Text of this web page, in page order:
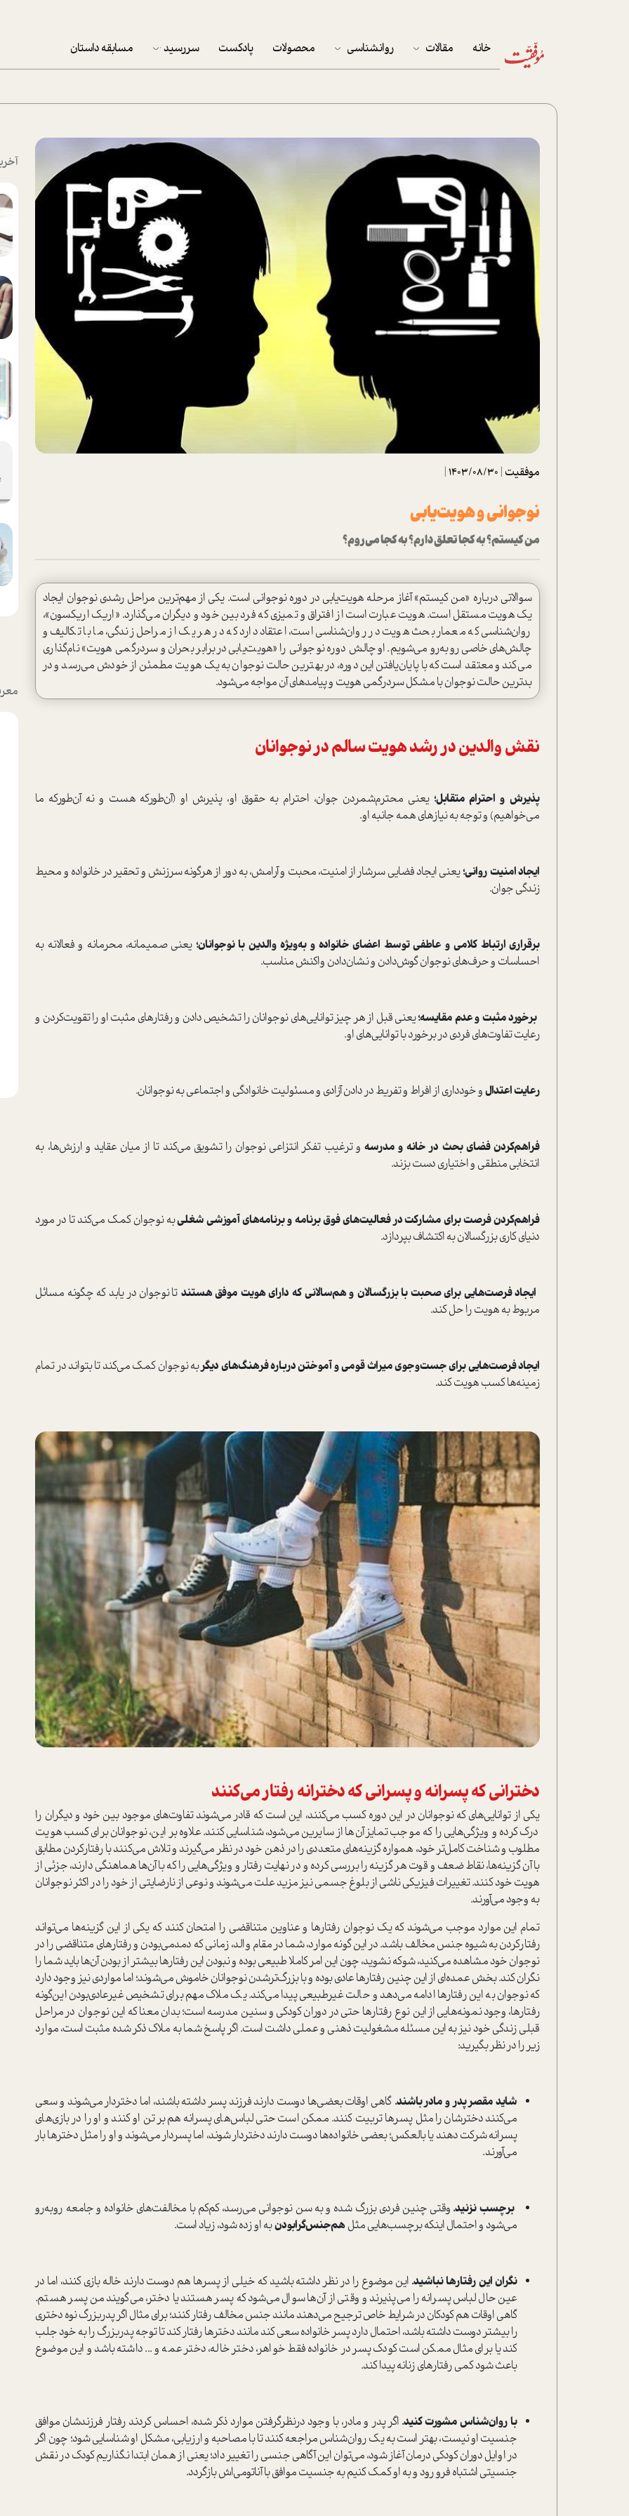
خانه مقالات
پرونده ویژه
زندگی
نوجوان
کار
پلاس
تحلیل فیلم
روانشناسی محصولات پادکست سررسید
پکيج نوروزي موفقيت
تقویم رومیزی
تقویم دیواری
مسابقه داستان
موفقیت |
1403/08/30
|
نوجوانی و هویت‌یابی
من کیستم؟ به کجا تعلق دارم؟ به کجا می‌روم؟
سوالاتی درباره «من کیستم» آغاز مرحله هویت‌یابی در دوره نوجوانی است. یکی از مهم‌ترین مراحل رشدی نوجوان ایجاد
یک هویت مستقل است. هویت عبارت است از افتراق و تمیزی که فرد بین خود و دیگران می‌گذارد. «اریک اریکسون»،
روان‌شناسی که معمار بحث هویت در روان‌شناسی است، اعتقاد دارد که در هر یک از مراحل زندگی، ما با تکالیف و
چالش‌های خاصی روبه‌رو می‌شویم. او چالش دوره نوجوانی را «هویت‌یابی در برابر بحران و سردرگمی هویت» نام‌گذاری
می‌کند و معتقد است که با پایان‌یافتن این دوره، در بهترین حالت نوجوان به یک هویت مطمئن از خودش می‌رسد و در
بدترین حالت نوجوان با مشکل سردرگمی هویت و پیامدهای آن مواجه می‌شود.
نقش والدین در رشد هویت سالم در نوجوانان
پذیرش و احترام متقابل؛ یعنی محترم‌شمردن جوان، احترام به حقوق او، پذیرش او (آن‌طور‌که هست و نه آن‌طور‌که ما
می‌خواهیم) و توجه به نیازهای همه جانبه او.
ایجاد امنیت روانی؛یعنی ایجاد فضایی سرشار از امنیت، محبت و آرامش، به دور از هرگونه سرزنش و تحقیر در خانواده و محیط
زندگی جوان.
برقراری ارتباط کلامی و عاطفی توسط اعضای خانواده و به‌ویژه والدین با نوجوانان؛ یعنی صمیمانه، محرمانه و فعالانه به
احساسات و حرف‌های نوجوان گوش‌دادن و نشان‌دادن واکنش مناسب.
برخورد مثبت و عدم مقایسه؛یعنی قبل از هر چیز توانایی‌های نوجوانان را تشخیص دادن و رفتارهای مثبت او را تقویت‌کردن و
رعایت تفاوت‌های فردی در برخورد با توانایی‌های او.
رعایت اعتدالو خودداری از افراط و تفریط در دادن آزادی و مسئولیت خانوادگی و اجتماعی به نوجوانان.
فراهم‌کردن فضای بحث در خانه و مدرسه و ترغیب تفکر انتزاعی نوجوان را تشویق می‌کند تا از میان عقاید و ارزش‌ها، به
انتخابی منطقی و اختیاری دست بزند.
فراهم‌کردن فرصت برای مشارکت در فعالیت‌های فوق برنامه و برنامه‌های آموزشی شغلیبه نوجوان کمک می‌کند تا در مورد
دنیای کاری بزرگسالان به اکتشاف بپردازد.
ایجاد فرصت‌هایی برای صحبت با بزرگسالان و هم‌سالانی که دارای هویت موفق هستند تا نوجوان در ‌یابد که چگونه مسائل
مربوط به هویت را حل کند.
ایجاد فرصت‌هایی برای جست‌و‌جوی میراث قومی و آموختن درباره فرهنگ‌های دیگربه نوجوان کمک می‌کند تا بتواند در تمام
زمینه‌ها کسب هویت کند.
دخترانی که پسرانه و پسرانی که دخترانه رفتار می‌کنند
یکی از توانایی‌های که نوجوانان در این دوره کسب می‌کنند، این است که قادر می‌شوند تفاوت‌های موجود بین خود و دیگران را
درک کرده و ویژگی‌هایی را که موجب تمایز آن‌ها از سایرین می‌شود، شناسایی کنند. علاوه بر این، نوجوانان برای کسب هویت
مطلوب و شناخت کامل‌تر خود، همواره گزینه‌های متعددی را در ذهن خود در نظر می‌گیرند و تلاش می‌کنند با رفتار‌کردن مطابق
با آن گزینه‌ها، نقاط ضعف و قوت هر گزینه را بررسی کرده و در نهایت رفتار و ویژگی‌هایی را که با آن‌ها هماهنگی دارند، جزئی از
هویت خود کنند. تغییرات فیزیکی ناشی از بلوغ جسمی نیز مزید علت می‌شوند و نوعی از نارضایتی از خود را در اکثر نوجوانان
به وجود می‌آورند.
تمام این موارد موجب می‌شوند که یک نوجوان رفتارها و عناوين متناقضی را امتحان کنند که یکی از این گزینه‌ها می‌تواند
رفتار‌کردن به شیوه جنس مخالف باشد. در این گونه موارد، شما در مقام والد، زمانی که دمدمی‌بودن و رفتارهای متناقضی را در
نوجوان خود مشاهده می‌کنید، شوکه نشوید، چون این امر کاملا طبیعی بوده و نبودن این رفتارها بیشتر از بودن آن‌ها باید شما را
نگران کند. بخش عمده‌ای از این چنین رفتارها عادی بوده و با بزرگ‌تر‌شدن نوجوانان خاموش می‌شوند؛ اما مواردی نیز وجود دارد
که نوجوان به این رفتارها ادامه می‌دهد و حالت غیر‌طبیعی پیدا می‌کند. یک ملاک مهم برای تشخیص غیر‌عادی‌بودن این‌گونه
رفتارها، وجود نمونه‌هایی از این نوع رفتارها حتی در دوران کودکی و سنین مدرسه است؛ بدان معنا که این نوجوان در مراحل
قبلی زندگی خود نیز به این مسئله مشغولیت ذهنی و عملی داشت است. اگر پاسخ شما به ملاک ذکر شده مثبت است، موارد
زیر را در نظر بگیرید:
شاید مقصر پدر و مادر باشند. گاهی اوقات بعضی‌ها دوست دارند فرزند پسر داشته باشند، اما دختردار می‌شوند و سعی
می‌کنند دخترشان را مثل پسرها تربیت کنند. ممکن است حتی لباس‌های پسرانه هم بر تن او کنند و او را در بازی‌های
پسرانه شرکت دهند یا بالعکس؛ بعضی خانواده‌ها دوست دارند دختر‌دار شوند، اما پسردار می‌شوند و او را مثل دخترها بار
می‌آورند.
برچسب نزنید. وقتی چنین فردی بزرگ شده و به سن نوجوانی می‌رسد، کم‌کم با مخالفت‌های خانواده و جامعه روبه‌رو
می‌شود و احتمال اینکه برچسب‌هایی مثلهم‌جنس‌گرا‌بودنبه او زده شود، زیاد است.
نگران این رفتارها نباشید. این موضوع را در نظر داشته باشید که خیلی از پسرها هم دوست دارند خاله بازی کنند، اما در
عین حال لباس پسرانه را می‌پذیرند و وقتی از آن‌ها سوال می‌شود که پسر هستند یا دختر، می‌گویند من پسر هستم.
گاهی اوقات هم کودکان در شرایط خاص ترجیح می‌دهند مانند جنس مخالف رفتار کنند؛ برای مثال اگر پدربزرگ نوه دختری
را بیشتر دوست داشته باشد، احتمال دارد پسر خانواده سعی کند مانند دخترها رفتار کند تا توجه پدربزرگ را به خود جلب
کند یا برای مثال ممکن است کودک پسر در خانواده فقط خواهر، دختر خاله، دختر عمه و ... داشته باشد و این موضوع
باعث شود کمی رفتارهای زنانه پیدا کند.
با روان‌شناس مشورت کنید. اگر پدر و مادر، با وجود در‌نظر‌گرفتن موارد ذکر شده، احساس کردند رفتار فرزندشان موافق
جنسیت او نیست، بهتر است به یک روان‌شناس مراجعه کنند تا با مصاحبه و ارزیابی، مشکل او شناسایی شود؛ چون اگر
در اوایل دوران کودکی درمان آغاز شود، می‌توان این آگاهی جنسی را تغییر داد؛ یعنی از همان ابتدا نگذاریم کودک در نقش
جنسیتی اشتباه فرو رود و به او کمک کنیم به جنسیت موافق با آناتومی‌اش بازگردد.